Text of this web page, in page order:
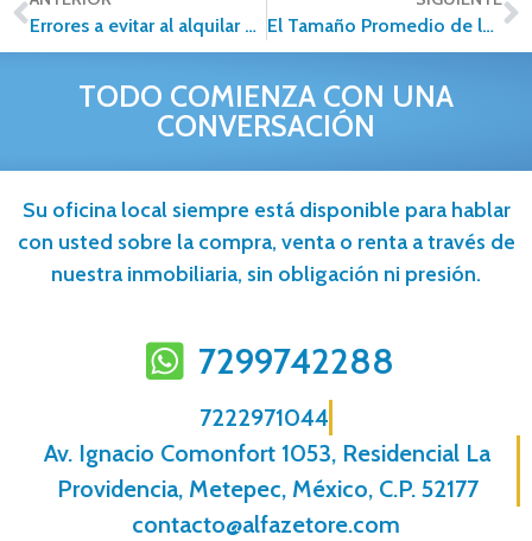
Errores a evitar al alquilar una propiedad El Tamaño Promedio de los Departamentos en México: Una Tendencia en Reducción
TODO COMIENZA CON UNA
CONVERSACIÓN
Su oficina local siempre está disponible para hablar
con usted sobre la compra, venta o renta a través de
nuestra inmobiliaria, sin obligación ni presión.
7299742288
7222971044
Av. Ignacio Comonfort 1053, Residencial La
Providencia, Metepec, México, C.P. 52177
contacto@alfazetore.com